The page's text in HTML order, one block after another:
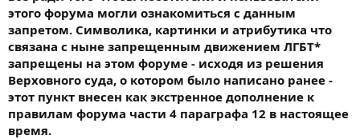
этого форума могли ознакомиться с данным
запретом. Символика, картинки и атрибутика что
связана с ныне запрещенным движением ЛГБТ*
запрещены на этом форуме - исходя из решения
Верховного суда, о котором было написано ранее -
этот пункт внесен как экстренное дополнение к
правилам форума части 4 параграфа 12 в настоящее
время.